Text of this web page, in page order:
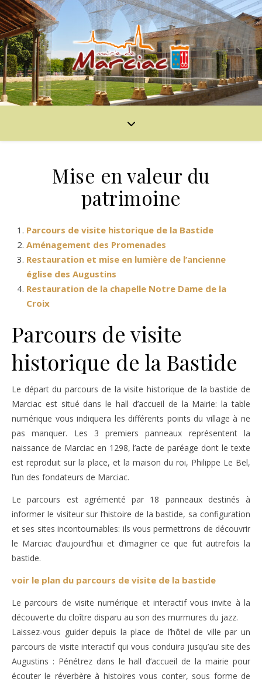
Mise en valeur du
patrimoine
Parcours de visite historique de la Bastide
Aménagement des Promenades
Restauration et mise en lumière de l’ancienne
église des Augustins
Restauration de la chapelle Notre Dame de la
Croix
Parcours de visite
historique de la Bastide
Le départ du parcours de la visite historique de la bastide de
Marciac est situé dans le hall d’accueil de la Mairie: la table
numérique vous indiquera les différents points du village à ne
pas manquer. Les 3 premiers panneaux représentent la
naissance de Marciac en 1298, l’acte de paréage dont le texte
est reproduit sur la place, et la maison du roi, Philippe Le Bel,
l’un des fondateurs de Marciac.
Le parcours est agrémenté par 18 panneaux destinés à
informer le visiteur sur l’histoire de la bastide, sa configuration
et ses sites incontournables: ils vous permettrons de découvrir
le Marciac d’aujourd’hui et d’imaginer ce que fut autrefois la
bastide.
voir le plan du parcours de visite de la bastide
Le parcours de visite numérique et interactif vous invite à la
découverte du cloître disparu au son des murmures du jazz.
Laissez-vous guider depuis la place de l’hôtel de ville par un
parcours de visite interactif qui vous conduira jusqu’au site des
Augustins : Pénétrez dans le hall d’accueil de la mairie pour
écouter le réverbère à histoires vous conter, sous forme de